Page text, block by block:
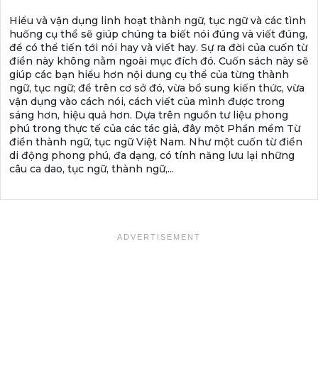
Hiểu và vận dụng linh hoạt thành ngữ, tục ngữ và các tình
huống cụ thể sẽ giúp chúng ta biết nói đúng và viết đúng,
để có thể tiến tới nói hay và viết hay. Sự ra đời của cuốn từ
điển này không nằm ngoài mục đích đó. Cuốn sách này sẽ
giúp các bạn hiểu hơn nội dung cụ thể của từng thành
ngữ, tục ngữ; để trên cơ sở đó, vừa bổ sung kiến thức, vừa
vận dụng vào cách nói, cách viết của mình được trong
sáng hơn, hiệu quả hơn. Dựa trên nguồn tư liệu phong
phú trong thực tế của các tác giả, đây một Phần mềm Từ
điển thành ngữ, tục ngữ Việt Nam. Như một cuốn từ điển
di động phong phú, đa dạng, có tính năng lưu lại những
câu ca dao, tục ngữ, thành ngữ,...